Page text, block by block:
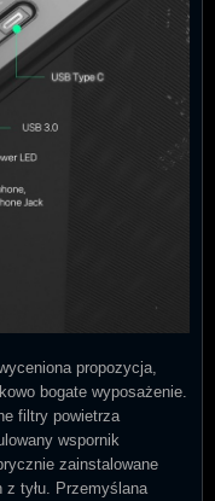
propozycja,
bogate wyposażenie.
filtry powietrza
wspornik
zainstalowane
tyłu. Przemyślana